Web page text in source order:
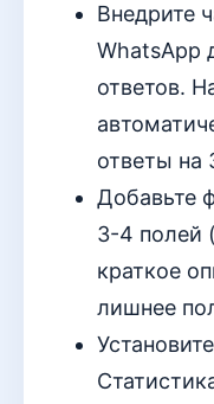
Внедрите
WhatsApp
ответов.
ответы на
Добавьте
3-4 полей
краткое
лишнее